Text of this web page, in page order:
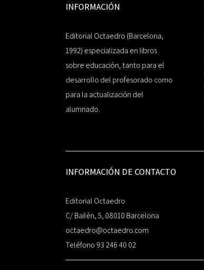
INFORMACIÓN
Editorial Octaedro (Barcelona,
1992) especializada en libros
sobre educación, tanto para el
desarrollo del profesorado como
para la actualización del
alumnado.
INFORMACIÓN DE CONTACTO
Editorial Octaedro
C/ Bailén, 5, 08010 Barcelona
octaedro@octaedro.com
Teléfono 93 246 40 02